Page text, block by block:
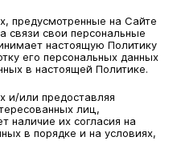
на Сайте
связи свои персональные
настоящую Политику
его персональных данных
в настоящей Политике.
или предоставляя
лиц,
наличие их согласия на
в порядке и на условиях,